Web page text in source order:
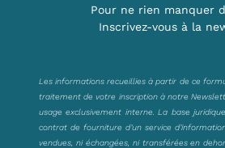
Pour ne rien manquer
Inscrivez-vous à la
Les informations recueillies à partir de ce
traitement de votre inscription à notre
usage exclusivement interne. La base
contrat de fourniture d’un service
vendues, ni échangées, ni transférées en